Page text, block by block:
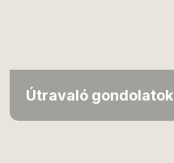
Útravaló gondolatok